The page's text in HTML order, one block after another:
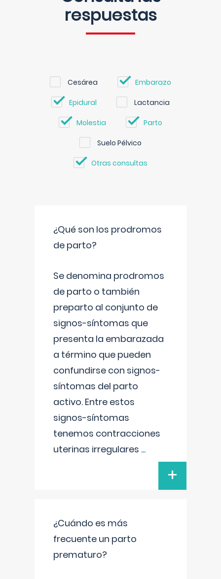
respuestas
Cesárea Embarazo
Epidural Lactancia
Molestia Parto
Suelo Pélvico
Otras consultas
¿Qué son los prodromos
de parto?
Se denomina prodromos
de parto o también
preparto al conjunto de
signos-síntomas que
presenta la embarazada
a término que pueden
confundirse con signos-
síntomas del parto
activo. Entre estos
signos-síntomas
tenemos contracciones
uterinas irregulares ...
+
¿Cuándo es más
frecuente un parto
prematuro?